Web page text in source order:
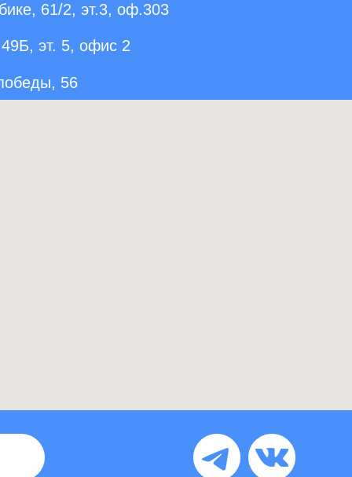
61/2, эт.3, оф.303
эт. 5, офис 2
56